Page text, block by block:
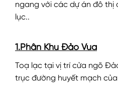
ngang với các dự án đô thị
lục..
1.Phân Khu Đảo Vua
Toạ lạc tại vị trí cửa ngõ
trục đường huyết mạch